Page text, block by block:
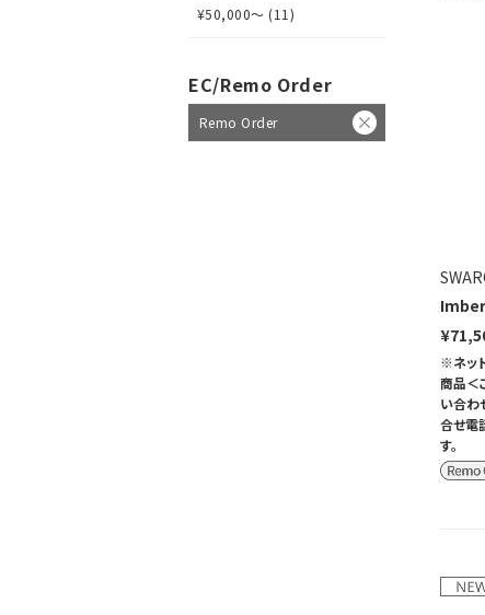
※ネッ
商品＜
い合わ
合せ電
す。
¥50,000～ (11)
EC/Remo Order
Remo Order